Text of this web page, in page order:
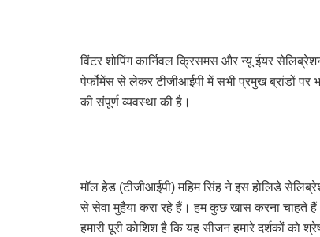
विंटर शोपिंग कार्निवल क्रिसमस और न्यू ईयर
पेर्फोमेंस से लेकर टीजीआईपी में सभी प्रमुख ब्रांडों
की संपूर्ण व्यवस्था की है।
मॉल हेड (टीजीआईपी) महिम सिंह ने इस होलिडे
से सेवा मुहैया करा रहे हैं। हम कुछ खास करना चाहते हैं
हमारी पूरी कोशिश है कि यह सीजन हमारे दर्शकों को